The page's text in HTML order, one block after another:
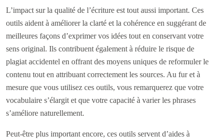
L’impact sur la qualité de l’écriture est tout aussi important. Ces
outils aident à améliorer la clarté et la cohérence en suggérant de
meilleures façons d’exprimer vos idées tout en conservant votre
sens original. Ils contribuent également à réduire le risque de
plagiat accidentel en offrant des moyens uniques de reformuler le
contenu tout en attribuant correctement les sources. Au fur et à
mesure que vous utilisez ces outils, vous remarquerez que votre
vocabulaire s’élargit et que votre capacité à varier les phrases
s’améliore naturellement.
Peut-être plus important encore, ces outils servent d’aides à